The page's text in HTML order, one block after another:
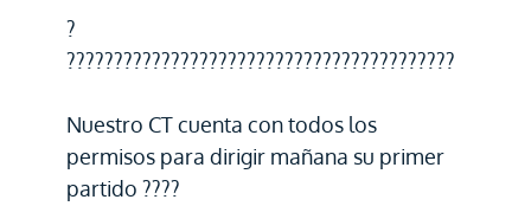
?
?????????????????????????????????????????
Nuestro CT cuenta con todos los
permisos para dirigir mañana su primer
partido ????